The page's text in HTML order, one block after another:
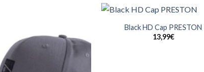
+
Black HD Cap PRESTON
13,99€